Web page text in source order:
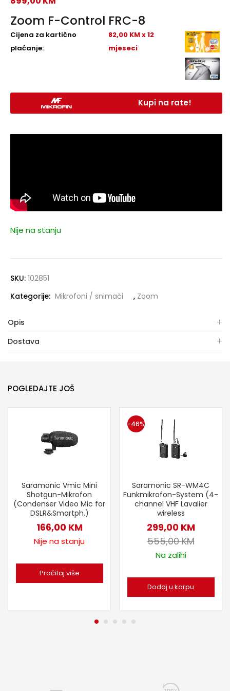
Zoom F-Control FRC-8
Cijena za kartično
plaćanje:
82,00 KM x 12
mjeseci
Kupi na rate!
Nije na stanju
SKU: 102851
Kategorije: Mikrofoni / snimači , Zoom
Opis
Dostava
POGLEDAJTE JOŠ
Saramonic Vmic Mini
Shotgun-Mikrofon
(Condenser Video Mic for
DSLR&Smartph.)
166,00 KM
Nije na stanju
Pročitaj više
-46%
Saramonic SR-WM4C
Funkmikrofon-System (4-
channel VHF Lavalier
wireless
299,00 KM
555,00KM
Na zalihi
Dodaj u korpu